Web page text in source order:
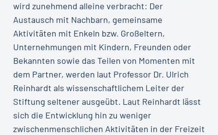
wird zunehmend alleine verbracht: Der
Austausch mit Nachbarn, gemeinsame
Aktivitäten mit Enkeln bzw. Großeltern,
Unternehmungen mit Kindern, Freunden oder
Bekannten sowie das Teilen von Momenten mit
dem Partner, werden laut Professor Dr. Ulrich
Reinhardt als wissenschaftlichem Leiter der
Stiftung seltener ausgeübt. Laut Reinhardt lässt
sich die Entwicklung hin zu weniger
zwischenmenschlichen Aktivitäten in der Freizeit